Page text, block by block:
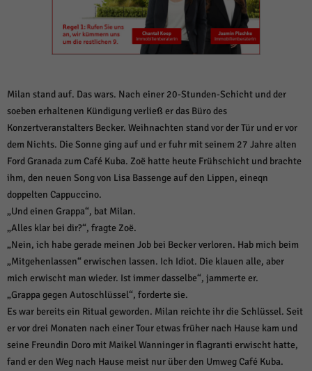
Milan stand auf. Das wars. Nach einer 20-Stunden-Schicht und der
soeben erhaltenen Kündigung verließ er das Büro des
Konzertveranstalters Becker. Weihnachten stand vor der Tür und er vor
dem Nichts. Die Sonne ging auf und er fuhr mit seinem 27 Jahre alten
Ford Granada zum Café Kuba. Zoë hatte heute Frühschicht und brachte
ihm, den neuen Song von Lisa Bassenge auf den Lippen, eineqn
doppelten Cappuccino.
„Und einen Grappa“, bat Milan.
„Alles klar bei dir?“, fragte Zoë.
„Nein, ich habe gerade meinen Job bei Becker verloren. Hab mich beim
„Mitgehenlassen“ erwischen lassen. Ich Idiot. Die klauen alle, aber
mich erwischt man wieder. Ist immer dasselbe“, jammerte er.
„Grappa gegen Autoschlüssel“, forderte sie.
Es war bereits ein Ritual geworden. Milan reichte ihr die Schlüssel. Seit
er vor drei Monaten nach einer Tour etwas früher nach Hause kam und
seine Freundin Doro mit Maikel Wanninger in flagranti erwischt hatte,
fand er den Weg nach Hause meist nur über den Umweg Café Kuba.
Alle akzeptieren Speichern und weiter
Datenschutzeinstellungen
Essenziell (1)
einwandfreie Funktion der Website erforderlich.
Cookie-Informationen anzeigen
Statistiken (1)
Statistik Cookies erfassen Informationen anonym. Diese Informationen helfen
uns zu verstehen, wie unsere Besucher unsere Website nutzen.
Cookie-Informationen anzeigen
Marketing (1)
Marketing-Cookies werden von Drittanbietern oder Publishern verwendet,
um personalisierte Werbung anzuzeigen. Sie tun dies, indem sie Besucher
über Websites hinweg verfolgen.
Cookie-Informationen anzeigen
Externe Medien (6)